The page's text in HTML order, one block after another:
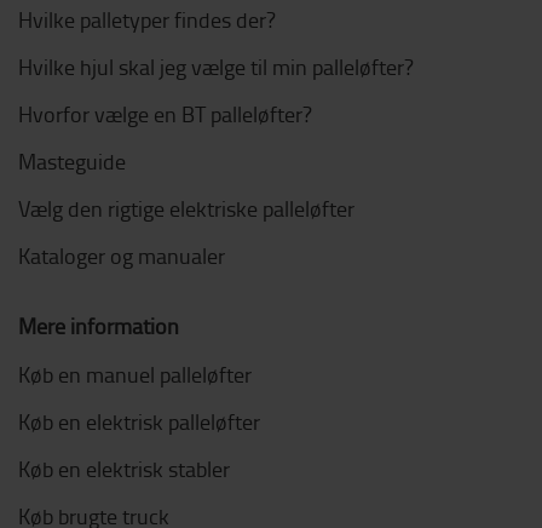
Hvilke palletyper findes der?
Hvilke hjul skal jeg vælge til min palleløfter?
Hvorfor vælge en BT palleløfter?
Masteguide
Vælg den rigtige elektriske palleløfter
Kataloger og manualer
Mere information
Køb en manuel palleløfter
Køb en elektrisk palleløfter
Køb en elektrisk stabler
Køb brugte truck